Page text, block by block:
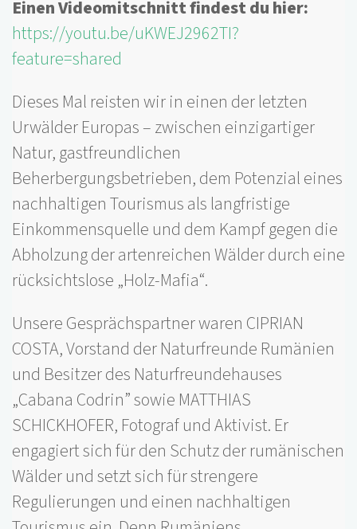
Einen Videomitschnitt findest du hier:
https://youtu.be/uKWEJ2962TI?
feature=shared
Dieses Mal reisten wir in einen der letzten
Urwälder Europas – zwischen einzigartiger
Natur, gastfreundlichen
Beherbergungsbetrieben, dem Potenzial eines
nachhaltigen Tourismus als langfristige
Einkommensquelle und dem Kampf gegen die
Abholzung der artenreichen Wälder durch eine
rücksichtslose „Holz-Mafia“.
Unsere Gesprächspartner waren CIPRIAN
COSTA, Vorstand der Naturfreunde Rumänien
und Besitzer des Naturfreundehauses
„Cabana Codrin” sowie MATTHIAS
SCHICKHOFER, Fotograf und Aktivist. Er
engagiert sich für den Schutz der rumänischen
Wälder und setzt sich für strengere
Regulierungen und einen nachhaltigen